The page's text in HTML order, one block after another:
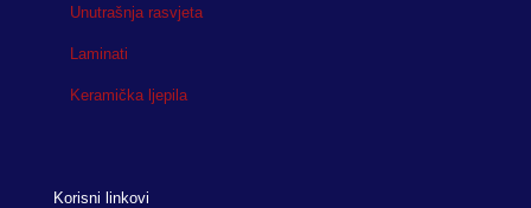
Unutrašnja rasvjeta
Laminati
Keramička ljepila
Korisni linkovi